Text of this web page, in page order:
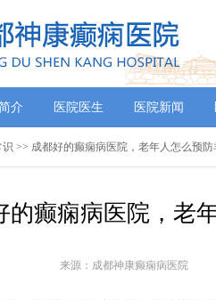
介 医院医生 医院新闻
识 >> 成都好的癫痫病医院，老年人怎么预防
的癫痫病医院，老
来源：成都神康癫痫病医院